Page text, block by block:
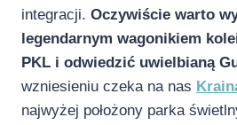
integracji. Oczywiście warto
legendarnym wagonikiem
PKL i odwiedzić uwielbianą
wzniesieniu czeka na nas
najwyżej położony parka